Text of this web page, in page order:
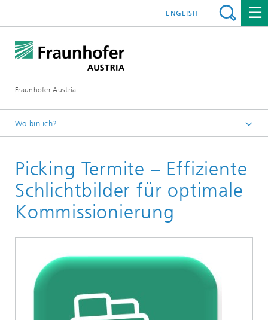
Fraunhofer Austria
ENGLISH
Wo bin ich?
Software & Tools
Picking Termite – Effiziente
Schlichtbilder für optimale
Kommissionierung